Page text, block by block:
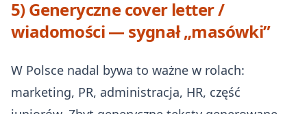
5) Generyczne cover letter /
wiadomości — sygnał „masówki”
W Polsce nadal bywa to ważne w rolach:
marketing, PR, administracja, HR, część